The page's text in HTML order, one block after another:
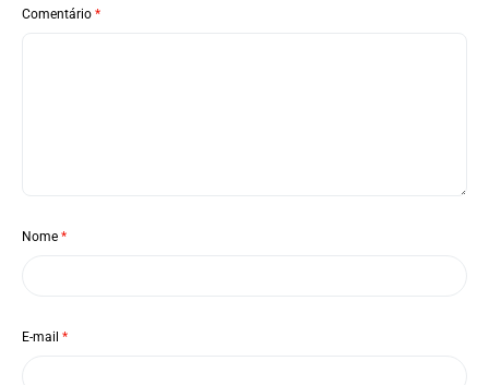
Comentário *
Nome *
E-mail *